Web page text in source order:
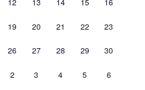
0 eventos,
19 0 eventos,
20 0 eventos,
21 0 eventos,
22 0 eventos,
23
0 eventos,
26 0 eventos,
27 0 eventos,
28 0 eventos,
29 0 eventos,
30
0 eventos,
2 0 eventos,
3 0 eventos,
4 0 eventos,
5 0 eventos,
6